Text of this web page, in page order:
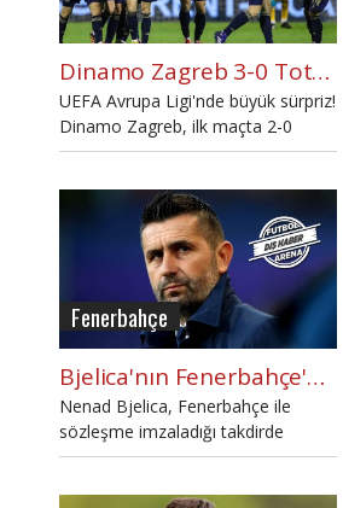
Dinamo Zagreb 3-0 Tottenham maç özeti ve golleri (İZLE)
UEFA Avrupa Ligi'nde büyük sürpriz!
Dinamo Zagreb, ilk maçta 2-0
kaybettiği Tottenham'ı rövanşta
Dinamo Zagreb - Tottenham maç
özeti ve golleri haberimizde.
Fenerbahçe
Bjelica'nın Fenerbahçe'ye getirmek istediği iki futbolcu
Nenad Bjelica, Fenerbahçe ile
sözleşme imzaladığı takdirde
Dinamo Zagreb formaları giyen